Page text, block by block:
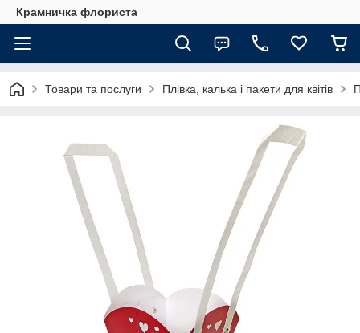
Крамничка флориста
Товари та послуги Плівка, калька і пакети для квітів